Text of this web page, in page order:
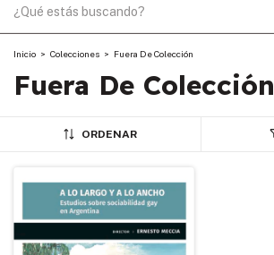
Inicio > Colecciones > Fuera De Colección
Fuera De Colección
ORDENAR